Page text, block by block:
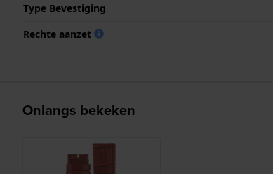
Type Bevestiging
Rechte aanzet
Onlangs bekeken